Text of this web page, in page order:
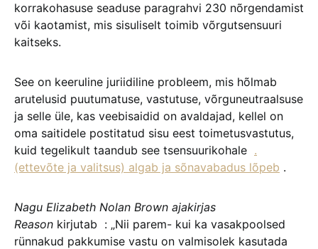
korrakohasuse seaduse paragrahvi 230 nõrgendamist
või kaotamist, mis sisuliselt toimib võrgutsensuuri
kaitseks.
See on keeruline juriidiline probleem, mis hõlmab
arutelusid puutumatuse, vastutuse, võrguneutraalsuse
ja selle üle, kas veebisaidid on avaldajad, kellel on
oma saitidele postitatud sisu eest toimetusvastutus,
kuid tegelikult taandub see tsensuurikohale .
(ettevõte ja valitsus) algab ja sõnavabadus lõpeb .
Nagu Elizabeth Nolan Brown ajakirjas
Reason kirjutab : „Nii parem- kui ka vasakpoolsed
rünnakud pakkumise vastu on valmisolek kasutada